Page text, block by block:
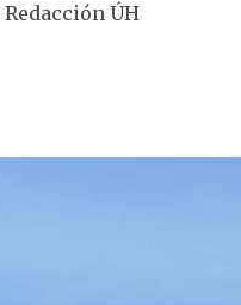
Redacción ÚH